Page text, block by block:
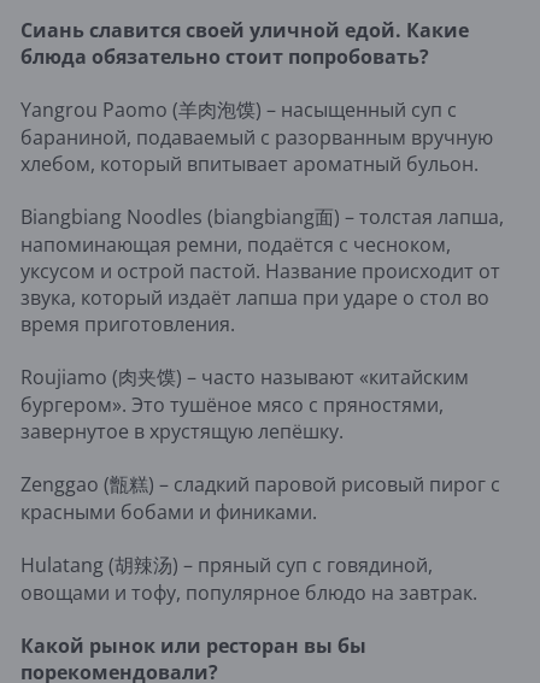
Сиань славится своей уличной едой. Какие
блюда обязательно стоит попробовать?
Yangrou Paomo (羊肉泡馍) – насыщенный суп с
бараниной, подаваемый с разорванным вручную
хлебом, который впитывает ароматный бульон.
Biangbiang Noodles (biangbiang面) – толстая лапша,
напоминающая ремни, подаётся с чесноком,
уксусом и острой пастой. Название происходит от
звука, который издаёт лапша при ударе о стол во
время приготовления.
Roujiamo (肉夹馍) – часто называют «китайским
бургером». Это тушёное мясо с пряностями,
завернутое в хрустящую лепёшку.
Zenggao (甑糕) – сладкий паровой рисовый пирог с
красными бобами и финиками.
Hulatang (胡辣汤) – пряный суп с говядиной,
овощами и тофу, популярное блюдо на завтрак.
Какой рынок или ресторан вы бы
порекомендовали?